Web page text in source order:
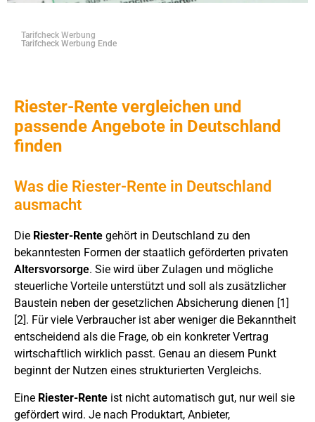
Tarifcheck Werbung
Tarifcheck Werbung Ende
Riester-Rente vergleichen und
passende Angebote in Deutschland
finden
Was die Riester-Rente in Deutschland
ausmacht
Die Riester-Rente gehört in Deutschland zu den
bekanntesten Formen der staatlich geförderten privaten
Altersvorsorge. Sie wird über Zulagen und mögliche
steuerliche Vorteile unterstützt und soll als zusätzlicher
Baustein neben der gesetzlichen Absicherung dienen [1]
[2]. Für viele Verbraucher ist aber weniger die Bekanntheit
entscheidend als die Frage, ob ein konkreter Vertrag
wirtschaftlich wirklich passt. Genau an diesem Punkt
beginnt der Nutzen eines strukturierten Vergleichs.
Eine Riester-Rente ist nicht automatisch gut, nur weil sie
gefördert wird. Je nach Produktart, Anbieter,